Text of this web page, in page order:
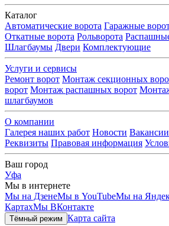
Каталог
Автоматические ворота Гаражные
Откатные ворота Рольворота
Шлагбаумы Двери Комплектующие
Услуги и сервисы
Ремонт ворот Монтаж секционных
ворот Монтаж распашных ворот
шлагбаумов
О компании
Галерея наших работ Новости Вакансии
Реквизиты Правовая информация
Ваш город
Уфа
Мы в интернете
Мы на ДзенеМы в YouTubeМы на
КартахМы ВКонтакте
Тёмный режим Карта сайта